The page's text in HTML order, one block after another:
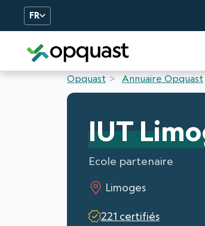
FR
Opquast Annuaire Opquast
IUT
Ecole partenaire
Limoges
221 certifiés